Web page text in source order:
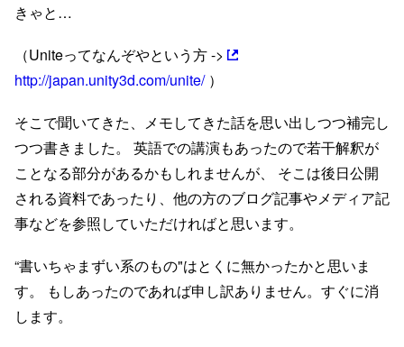
きゃと…
（Uniteってなんぞやという方 ->
http://japan.unity3d.com/unite/）
そこで聞いてきた、メモしてきた話を思い出しつつ補完し
つつ書きました。 英語での講演もあったので若干解釈が
ことなる部分があるかもしれませんが、 そこは後日公開
される資料であったり、他の方のブログ記事やメディア記
事などを参照していただければと思います。
“書いちゃまずい系のもの"はとくに無かったかと思いま
す。 もしあったのであれば申し訳ありません。すぐに消
します。